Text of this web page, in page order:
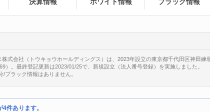
式会社（トウキョウホールディングス）は、2023年設立の東京都千代田区神田練
）。最終登記更新は2023/01/25で、新規設立（法人番号登録）を実施しました。
/ブラック情報はありません。
件あります。